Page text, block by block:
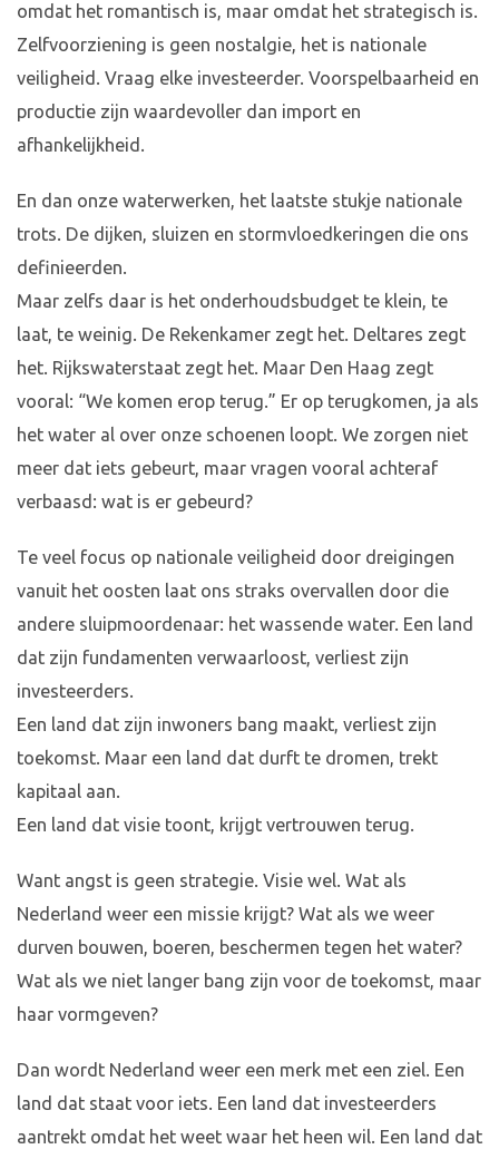
omdat het romantisch is, maar omdat het strategisch is.
Zelfvoorziening is geen nostalgie, het is nationale
veiligheid. Vraag elke investeerder. Voorspelbaarheid en
productie zijn waardevoller dan import en
afhankelijkheid.
En dan onze waterwerken, het laatste stukje nationale
trots. De dijken, sluizen en stormvloedkeringen die ons
definieerden.
Maar zelfs daar is het onderhoudsbudget te klein, te
laat, te weinig. De Rekenkamer zegt het. Deltares zegt
het. Rijkswaterstaat zegt het. Maar Den Haag zegt
vooral: “We komen erop terug.” Er op terugkomen, ja als
het water al over onze schoenen loopt. We zorgen niet
meer dat iets gebeurt, maar vragen vooral achteraf
verbaasd: wat is er gebeurd?
Te veel focus op nationale veiligheid door dreigingen
vanuit het oosten laat ons straks overvallen door die
andere sluipmoordenaar: het wassende water. Een land
dat zijn fundamenten verwaarloost, verliest zijn
investeerders.
Een land dat zijn inwoners bang maakt, verliest zijn
toekomst. Maar een land dat durft te dromen, trekt
kapitaal aan.
Een land dat visie toont, krijgt vertrouwen terug.
Want angst is geen strategie. Visie wel. Wat als
Nederland weer een missie krijgt? Wat als we weer
durven bouwen, boeren, beschermen tegen het water?
Wat als we niet langer bang zijn voor de toekomst, maar
haar vormgeven?
Dan wordt Nederland weer een merk met een ziel. Een
land dat staat voor iets. Een land dat investeerders
aantrekt omdat het weet waar het heen wil. Een land dat